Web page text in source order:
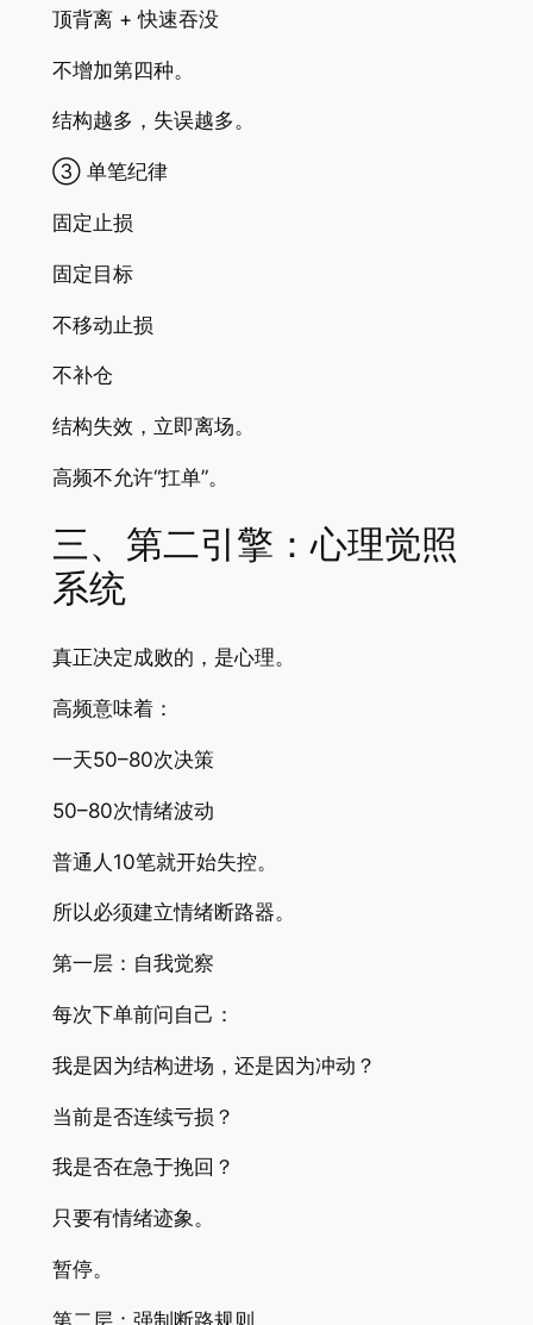
顶背离 + 快速吞没
不增加第四种。
结构越多，失误越多。
③ 单笔纪律
固定止损
固定目标
不移动止损
不补仓
结构失效，立即离场。
高频不允许“扛单”。
三、第二引擎：心理觉照
系统
真正决定成败的，是心理。
高频意味着：
一天50–80次决策
50–80次情绪波动
普通人10笔就开始失控。
所以必须建立情绪断路器。
第一层：自我觉察
每次下单前问自己：
我是因为结构进场，还是因为冲动？
当前是否连续亏损？
我是否在急于挽回？
只要有情绪迹象。
暂停。
第二层：强制断路规则